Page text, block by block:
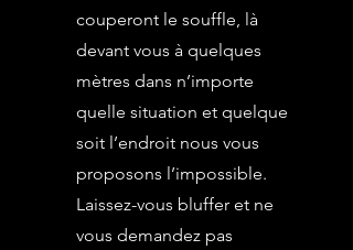
couperont le souffle, là
devant vous à quelques
mètres dans n’importe
quelle situation et quelque
soit l’endroit nous vous
proposons l’impossible.
Laissez-vous bluffer et ne
vous demandez pas